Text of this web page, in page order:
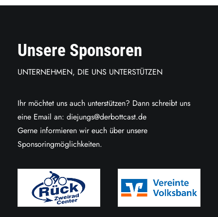
Unsere Sponsoren
UNTERNEHMEN, DIE UNS UNTERSTÜTZEN
Ihr möchtet uns auch unterstützen? Dann schreibt uns
eine Email an: diejungs@derbottcast.de
Gerne informieren wir euch über unsere
Sponsoringmöglichkeiten.